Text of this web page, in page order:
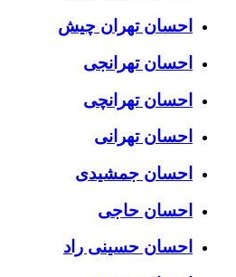
احسان تهران چیش
احسان تهرانجی
احسان تهرانچی
احسان تهرانی
احسان جمشیدی
احسان حاجی
احسان حسینی راد